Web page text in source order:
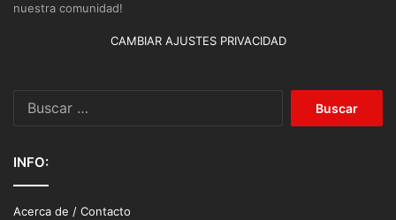
nuestra comunidad!
CAMBIAR AJUSTES PRIVACIDAD
INFO:
Acerca de / Contacto